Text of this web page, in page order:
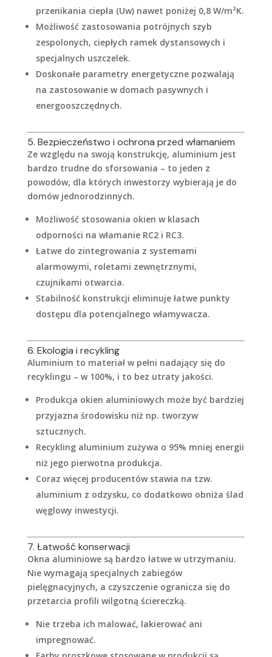
przenikania ciepła (Uw) nawet poniżej 0,8 W/m²K.
Możliwość zastosowania potrójnych szyb
zespolonych, ciepłych ramek dystansowych i
specjalnych uszczelek.
Doskonałe parametry energetyczne pozwalają
na zastosowanie w domach pasywnych i
energooszczędnych.
5. Bezpieczeństwo i ochrona przed włamaniem
Ze względu na swoją konstrukcję, aluminium jest
bardzo trudne do sforsowania – to jeden z
powodów, dla których inwestorzy wybierają je do
domów jednorodzinnych.
Możliwość stosowania okien w klasach
odporności na włamanie RC2 i RC3.
Łatwe do zintegrowania z systemami
alarmowymi, roletami zewnętrznymi,
czujnikami otwarcia.
Stabilność konstrukcji eliminuje łatwe punkty
dostępu dla potencjalnego włamywacza.
6. Ekologia i recykling
Aluminium to materiał w pełni nadający się do
recyklingu – w 100%, i to bez utraty jakości.
Produkcja okien aluminiowych może być bardziej
przyjazna środowisku niż np. tworzyw
sztucznych.
Recykling aluminium zużywa o 95% mniej energii
niż jego pierwotna produkcja.
Coraz więcej producentów stawia na tzw.
aluminium z odzysku, co dodatkowo obniża ślad
węglowy inwestycji.
7. Łatwość konserwacji
Okna aluminiowe są bardzo łatwe w utrzymaniu.
Nie wymagają specjalnych zabiegów
pielęgnacyjnych, a czyszczenie ogranicza się do
przetarcia profili wilgotną ściereczką.
Nie trzeba ich malować, lakierować ani
impregnować.